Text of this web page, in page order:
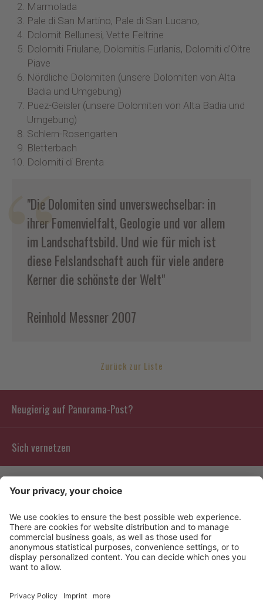
Marmolada
Pale di San Martino, Pale di San Lucano,
Dolomit Bellunesi, Vette Feltrine
Dolomiti Friulane, Dolomitis Furlanis, Dolomiti d'Oltre
Piave
Nördliche Dolomiten (unsere Dolomiten von Alta
Badia und Umgebung)
Puez-Geisler (unsere Dolomiten von Alta Badia und
Umgebung)
Schlern-Rosengarten
Bletterbach
Dolomiti di Brenta
"Die Dolomiten sind unverswechselbar: in
ihrer Fomenvielfalt, Geologie und vor allem
im Landschaftsbild. Und wie für mich ist
diese Felslandschaft auch für viele andere
Kerner die schönste der Welt"
Reinhold Messner 2007
Zurück zur Liste
Neugierig auf Panorama-Post?
Sich vernetzen
Kontakt
Info
Bewertungen
Partners